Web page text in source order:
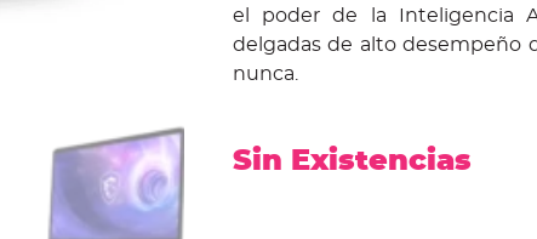
el poder de la Inteligencia
delgadas de alto desempeño
nunca.
Sin Existencias